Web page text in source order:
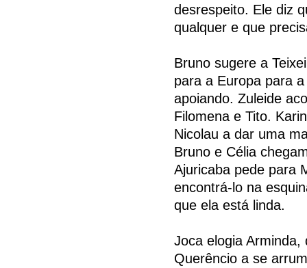
desrespeito. Ele diz
qualquer e que
Bruno sugere a
para a Europa para
apoiando. Zuleide
Filomena e Tito.
Nicolau a dar uma
Bruno e Célia
Ajuricaba pede para
encontrá-lo na
que ela está linda.
Joca elogia
Querêncio a se